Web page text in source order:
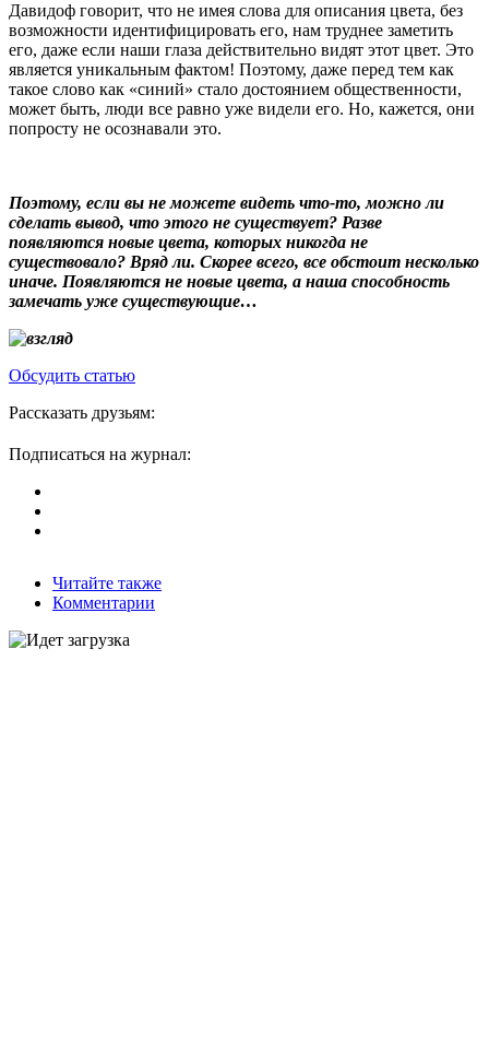
Давидоф говорит, что не имея слова для описания цвета, без
возможности идентифицировать его, нам труднее заметить
его, даже если наши глаза действительно видят этот цвет. Это
является уникальным фактом! Поэтому, даже перед тем как
такое слово как «синий» стало достоянием общественности,
может быть, люди все равно уже видели его. Но, кажется, они
попросту не осознавали это.
Поэтому, если вы не можете видеть что-то, можно ли
сделать вывод, что этого не существует? Разве
появляются новые цвета, которых никогда не
существовало? Вряд ли. Скорее всего, все обстоит несколько
иначе. Появляются не новые цвета, а наша способность
замечать уже существующие…
Обсудить статью
Рассказать друзьям:
Подписаться на журнал:
Читайте также
Комментарии